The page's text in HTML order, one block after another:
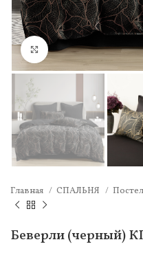
Нажмите, чтобы
Главная СПАЛЬНЯ
Беверли (черный)